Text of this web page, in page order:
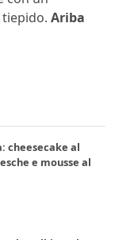
Ariba
cheesecake al
e mousse al